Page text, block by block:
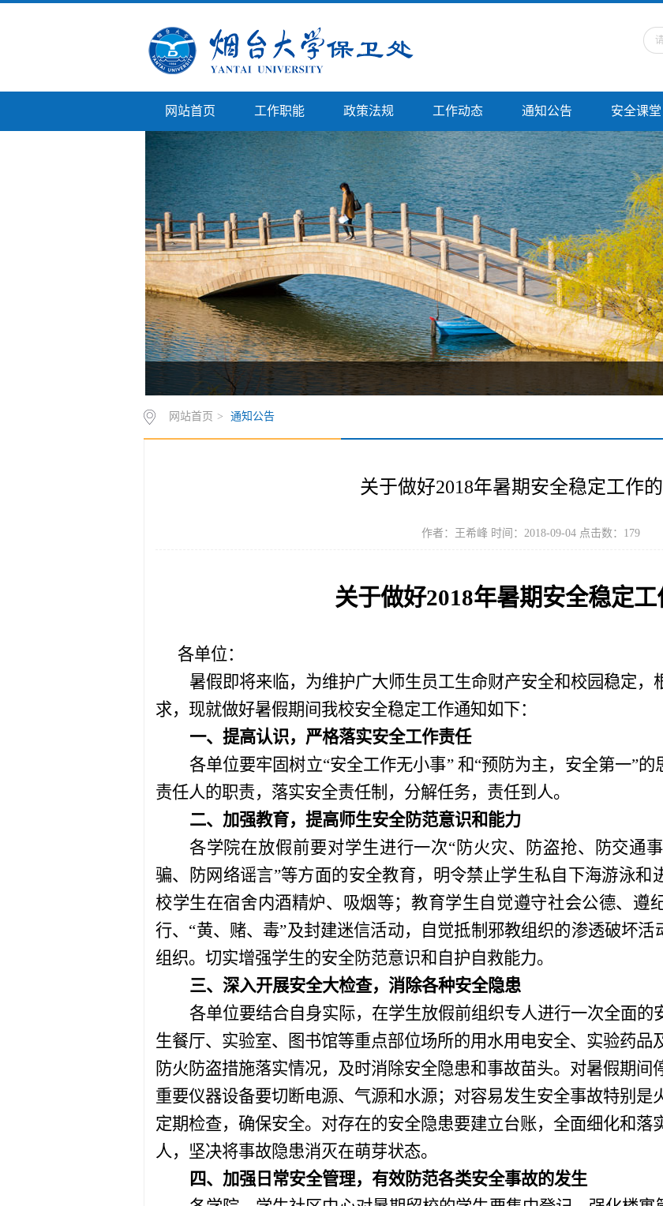
网站首页 工作职能 政策法规 工作动态 通知公告 安全课堂
网站首页 > 通知公告
关于做好2018年暑期安全稳定工作
作者：王希峰 时间：2018-09-04 点击数： 179
关于做好2018年暑期安全稳定工
各单位：
暑假即将来临，为维护广大师生员工生命财产安全和校园稳定，
求，现就做好暑假期间我校安全稳定工作通知如下：
一、提高认识，严格落实安全工作责任
各单位要牢固树立“安全工作无小事” 和“预防为主，安全第一”
责任人的职责，落实安全责任制，分解任务，责任到人。
二、加强教育，提高师生安全防范意识和能力
各学院在放假前要对学生进行一次“防火灾、防盗抢、防交通
骗、防网络谣言”等方面的安全教育，明令禁止学生私自下海游泳和
校学生在宿舍内酒精炉、吸烟等； 教育学生自觉遵守社会公德、遵
行、“黄、赌、毒”及封建迷信活动，自觉抵制邪教组织的渗透破坏
组织。切实增强学生的安全防范意识和自护自救能力。
三、 深入开展安全大检查，消除各种安全隐患
各单位要结合自身实际，在学生放假前组织专人进行一次全面的
生餐厅、实验室、图书馆等重点部位场所的用水用电安全、实验药品
防火防盗措施落实情况，及时消除安全隐患和事故苗头。对暑假期间
重要仪器设备要切断电源、气源和水源；对容易发生安全事故特别是
定期检查，确保安全。 对存在的安全隐患要建立台账，全面细化和落
人，坚决将事故隐患消灭在萌芽状态。
四、 加强日常安全管理，有效防范各类安全事故的发生